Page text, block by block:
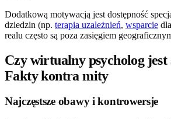
Dodatkową motywacją jest dostępność
dziedzin (np. terapia uzależnień, wsparcie
realu często są poza zasięgiem
Czy wirtualny psycholog jest
Fakty kontra mity
Najczęstsze obawy i kontrowersje